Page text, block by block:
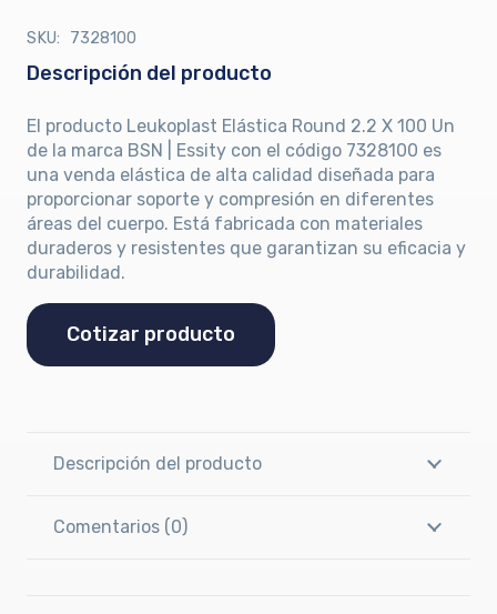
SKU: 7328100
Descripción del producto
El producto Leukoplast Elástica Round 2.2 X 100 Un
de la marca BSN | Essity con el código 7328100 es
una venda elástica de alta calidad diseñada para
proporcionar soporte y compresión en diferentes
áreas del cuerpo. Está fabricada con materiales
duraderos y resistentes que garantizan su eficacia y
durabilidad.
Cotizar producto
Descripción del producto
Comentarios (0)